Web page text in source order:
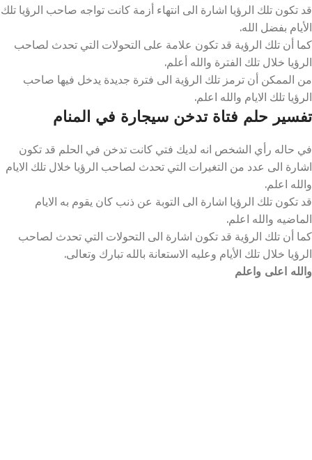
قد تكون تلك الرؤيا اشارة الى انتهاء أزمة كانت تواجه صاحب الرؤيا تلك
الأيام بفضل الله.
كما أن تلك الرؤية قد تكون علامة على التحولات التي تحدث لصاحب
الرؤيا خلال تلك الفترة والله أعلم.
من الممكن أن ترمز تلك الرؤية الى فترة جديدة يدخل فيها صاحب
الرؤيا تلك الايام والله اعلم.
تفسير حلم فتاة تدخن سيجارة في المنام
في حاله رأي الشخص انه لديك فتي كانت تدخن في الحلم قد تكون
اشارة الى عدد من التغيرات التي تحدث لصاحب الرؤيا خلال تلك الايام
والله اعلم.
قد تكون تلك الرؤيا اشارة الى التوبة عن ذنب كان يقوم به الايام
الماضيه والله اعلم.
كما أن تلك الرؤية قد تكون اشارة الى التحولات التي تحدث لصاحب
الرؤيا خلال تلك الأيام وعليه الاستعانة بالله تبارك وتعالى.
والله اعلى واعلم